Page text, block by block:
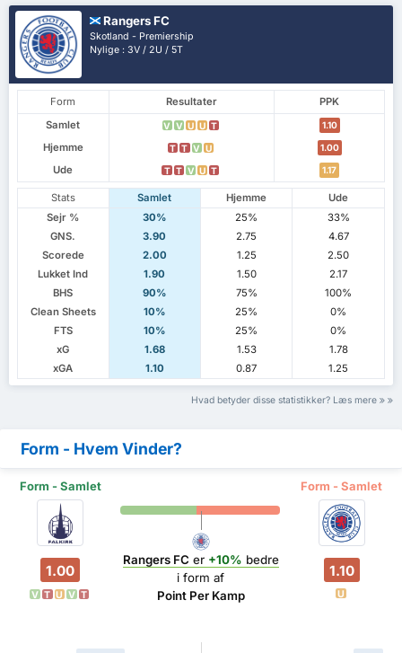
Rangers FC
Skotland - Premiership
Nylige : 3V / 2U / 5T
Form Resultater
PPK
Samlet
V V U U T 1.10
Hjemme T T V U 1.00
Ude T T V U T 1.17
Stats Samlet Hjemme
Ude
Sejr %
30% 25%
33%
GNS.
3.90 2.75
4.67
Scorede
2.00 1.25
2.50
Lukket Ind
1.90 1.50
2.17
BHS
90% 75%
100%
Clean Sheets
10% 25%
0%
FTS
10% 25%
0%
xG
1.68 1.53
1.78
xGA
1.10 0.87 1.25
Hvad betyder disse statistikker? Læs mere
Form - Hvem Vinder?
Form - Samlet Form - Samlet
1.00
V T U V T
Rangers FC er +10% bedre
i form af
Point Per Kamp
1.10
U